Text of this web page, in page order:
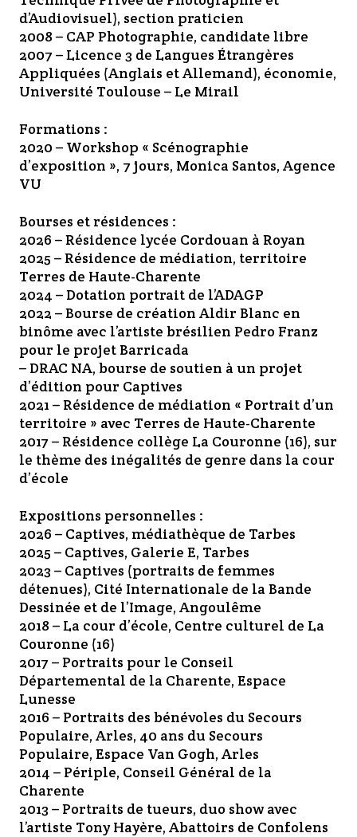
d’Audiovisuel), section praticien
2008 – CAP Photographie, candidate libre
2007 – Licence 3 de Langues Étrangères
Appliquées (Anglais et Allemand), économie,
Université Toulouse – Le Mirail
Formations :
2020 – Workshop « Scénographie
d’exposition », 7 jours, Monica Santos, Agence
VU
Bourses et résidences :
2026 – Résidence lycée Cordouan à Royan
2025 – Résidence de médiation, territoire
Terres de Haute-Charente
2024 – Dotation portrait de l’ADAGP
2022 – Bourse de création Aldir Blanc en
binôme avec l’artiste brésilien Pedro Franz
pour le projet Barricada
– DRAC NA, bourse de soutien à un projet
d’édition pour Captives
2021 – Résidence de médiation « Portrait d’un
territoire » avec Terres de Haute-Charente
2017 – Résidence collège La Couronne (16), sur
le thème des inégalités de genre dans la cour
d’école
Expositions personnelles :
2026 – Captives, médiathèque de Tarbes
2025 – Captives, Galerie E, Tarbes
2023 – Captives (portraits de femmes
détenues), Cité Internationale de la Bande
Dessinée et de l’Image, Angoulême
2018 – La cour d’école, Centre culturel de La
Couronne (16)
2017 – Portraits pour le Conseil
Départemental de la Charente, Espace
Lunesse
2016 – Portraits des bénévoles du Secours
Populaire, Arles, 40 ans du Secours
Populaire, Espace Van Gogh, Arles
2014 – Périple, Conseil Général de la
Charente
2013 – Portraits de tueurs, duo show avec
l’artiste Tony Hayère, Abattoirs de Confolens